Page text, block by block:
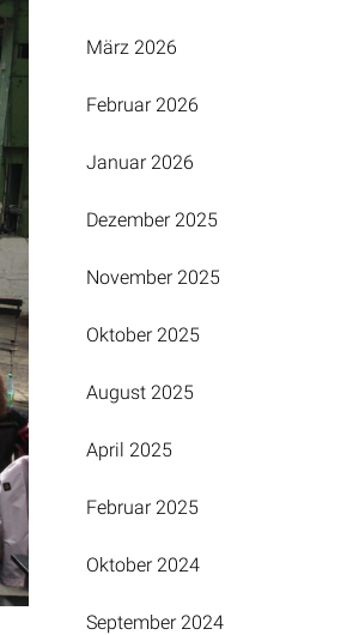
März 2026
Februar 2026
Januar 2026
Dezember 2025
November 2025
Oktober 2025
August 2025
April 2025
Februar 2025
Oktober 2024
September 2024